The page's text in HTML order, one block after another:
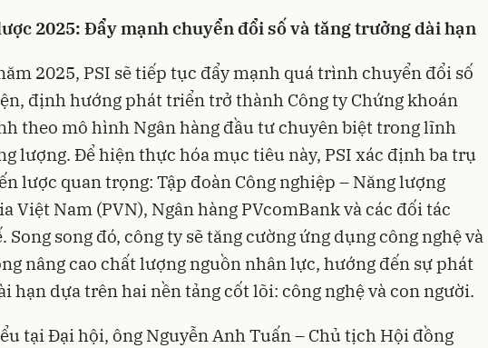
2025: Đẩy mạnh chuyển đổi số và tăng trưởng dài hạn
2025, PSI sẽ tiếp tục đẩy mạnh quá trình chuyển đổi số
định hướng phát triển trở thành Công ty Chứng khoán
theo mô hình Ngân hàng đầu tư chuyên biệt trong lĩnh
lượng. Để hiện thực hóa mục tiêu này, PSI xác định ba trụ
lược quan trọng: Tập đoàn Công nghiệp – Năng lượng
Việt Nam (PVN), Ngân hàng PVcomBank và các đối tác
Song song đó, công ty sẽ tăng cường ứng dụng công nghệ và
nâng cao chất lượng nguồn nhân lực, hướng đến sự phát
hạn dựa trên hai nền tảng cốt lõi: công nghệ và con người.
tại Đại hội, ông Nguyễn Anh Tuấn – Chủ tịch Hội đồng